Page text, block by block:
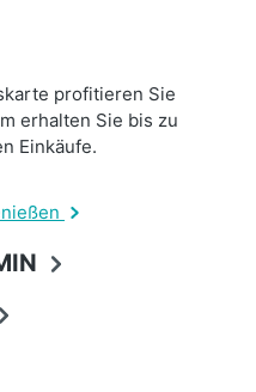
profitieren Sie
erhalten Sie bis zu
Einkäufe.